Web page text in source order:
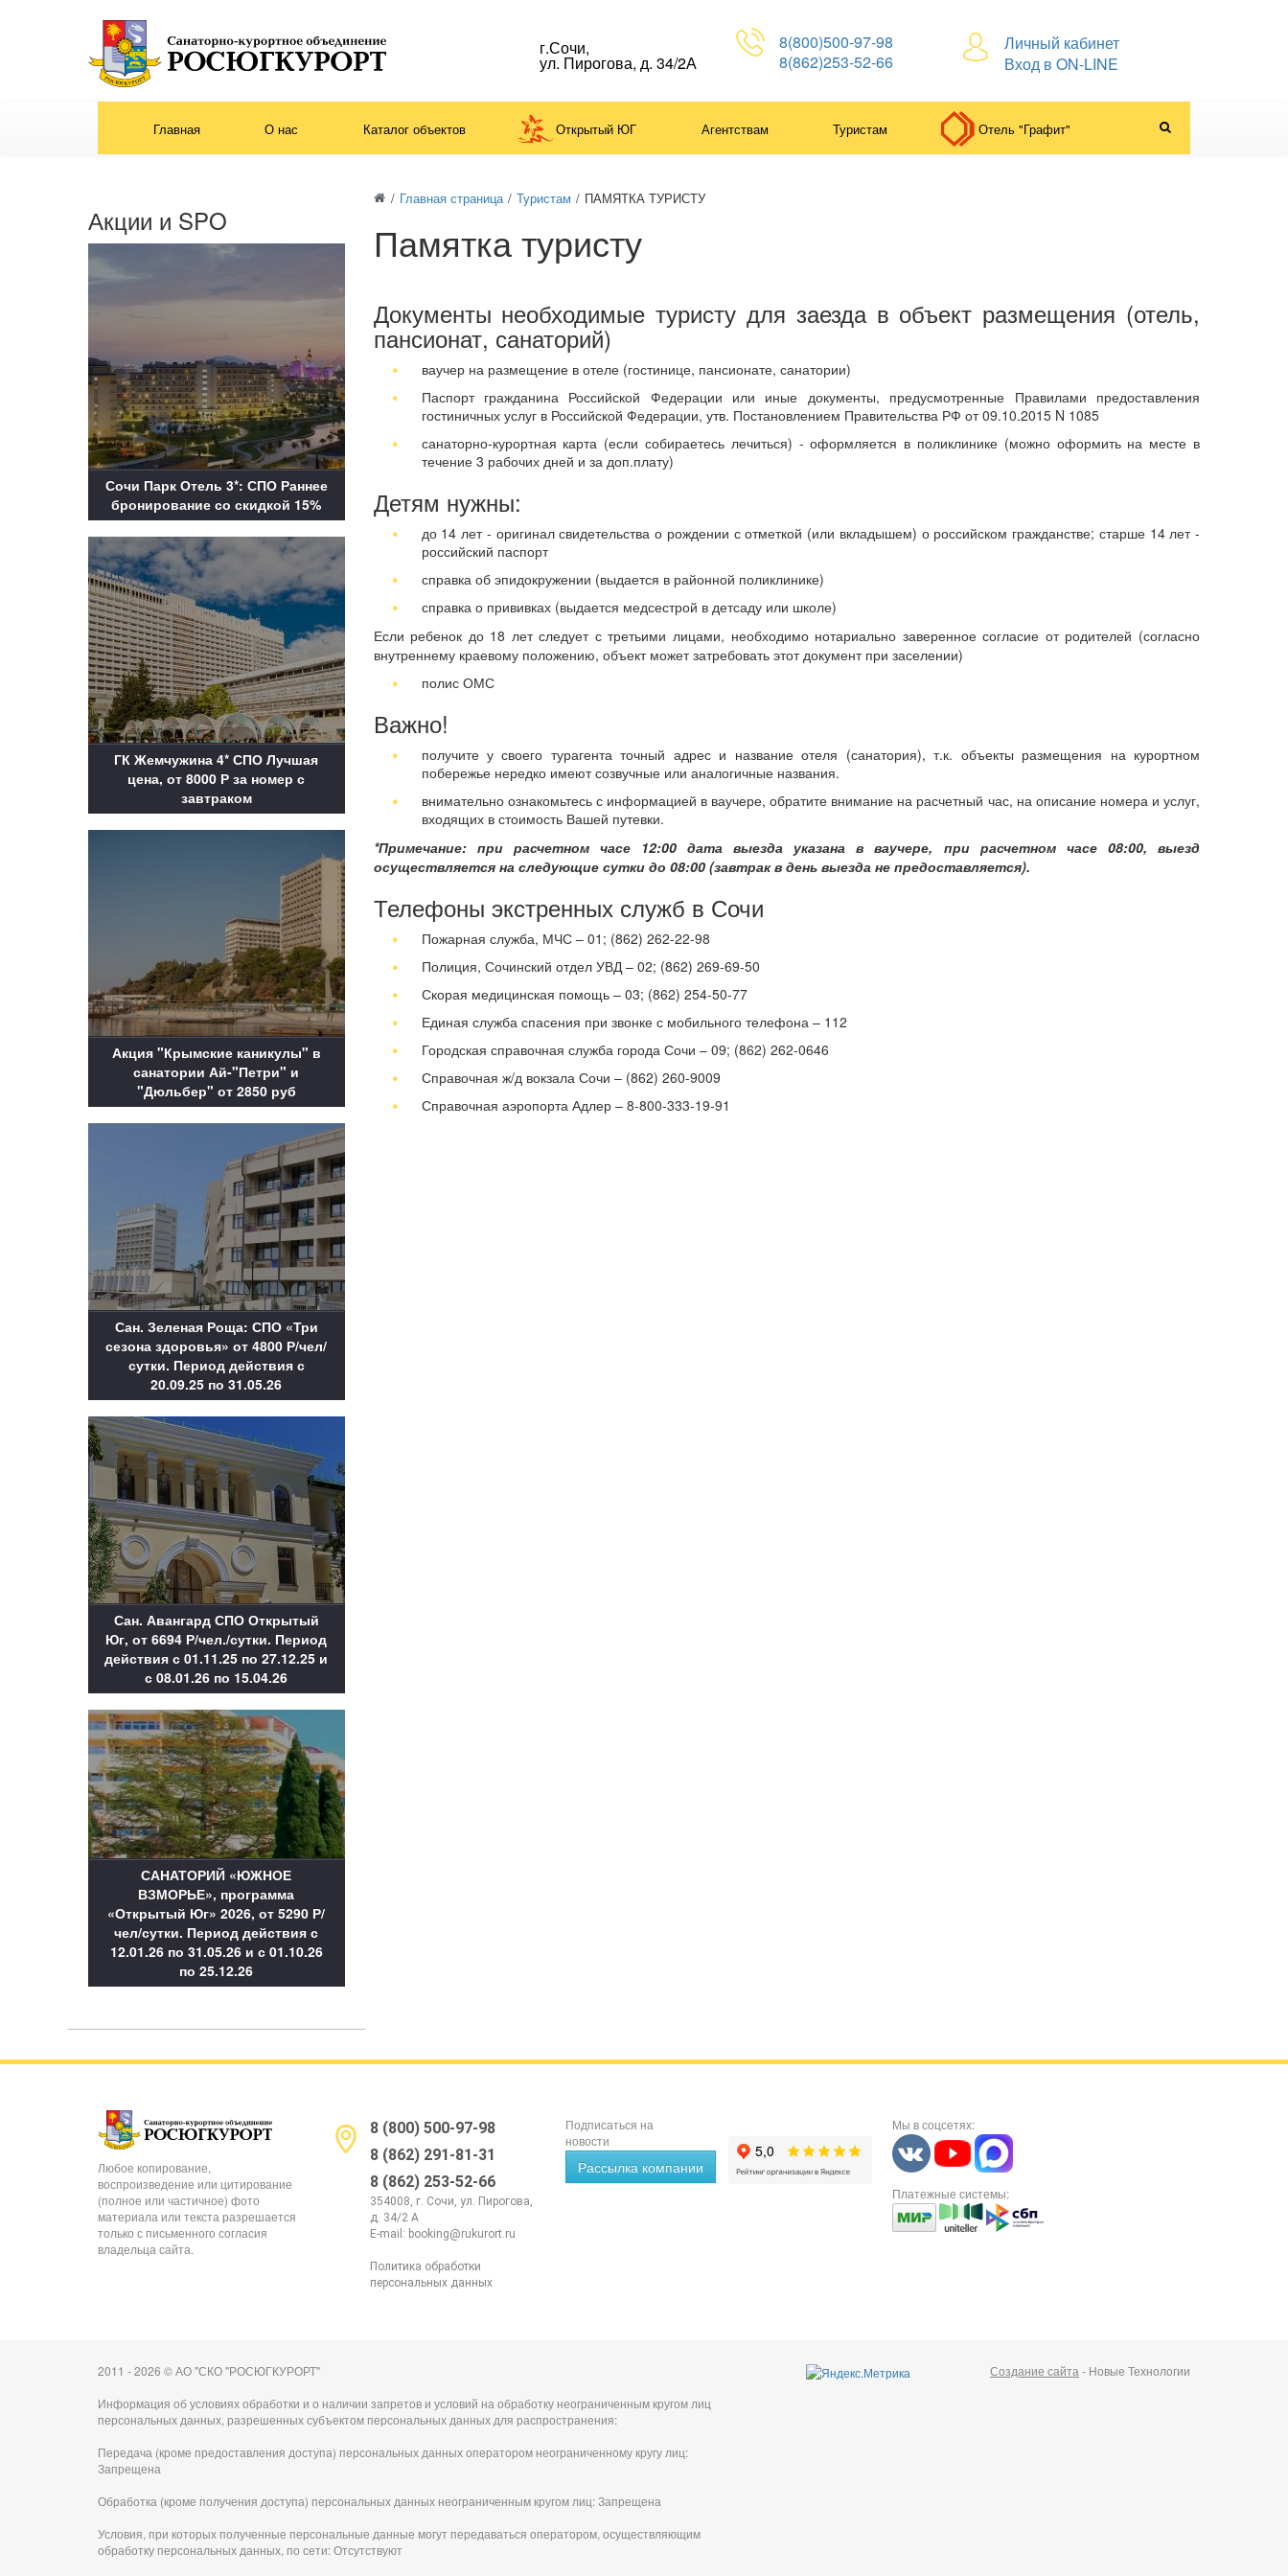
г.Сочи,
ул. Пирогова, д. 34/2А
8(800)500-97-98
8(862)253-52-66
Личный кабинет
Вход в ON-LINE
Главная О нас Каталог объектов Открытый ЮГ Агентствам Туристам Отель "Графит"
/ Главная страница / Туристам / ПАМЯТКА ТУРИСТУ
Памятка туристу
Акции и SPO
Сочи Парк Отель 3*: СПО Раннее
бронирование со скидкой 15%
ГК Жемчужина 4* СПО Лучшая
цена, от 8000 Р за номер с
завтраком
Акция "Крымские каникулы" в
санатории Ай-"Петри" и
"Дюльбер" от 2850 руб
Сан. Зеленая Роща: СПО «Три
сезона здоровья» от 4800 Р/чел/
сутки. Период действия с
20.09.25 по 31.05.26
Сан. Авангард СПО Открытый
Юг, от 6694 Р/чел./сутки. Период
действия с 01.11.25 по 27.12.25 и
с 08.01.26 по 15.04.26
САНАТОРИЙ «ЮЖНОЕ
ВЗМОРЬЕ», программа
«Открытый Юг» 2026, от 5290 Р/
чел/сутки. Период действия с
12.01.26 по 31.05.26 и с 01.10.26
по 25.12.26
Документы необходимые туристу для заезда в объект размещения (отель,
пансионат, санаторий)
ваучер на размещение в отеле (гостинице, пансионате, санатории)
Паспорт гражданина Российской Федерации или иные документы, предусмотренные Правилами предоставления
гостиничных услуг в Российской Федерации, утв. Постановлением Правительства РФ от 09.10.2015 N 1085
санаторно-курортная карта (если собираетесь лечиться) - оформляется в поликлинике (можно оформить на месте в
течение 3 рабочих дней и за доп.плату)
Детям нужны:
до 14 лет - оригинал свидетельства о рождении с отметкой (или вкладышем) о российском гражданстве; старше 14 лет -
российский паспорт
справка об эпидокружении (выдается в районной поликлинике)
справка о прививках (выдается медсестрой в детсаду или школе)
Если ребенок до 18 лет следует с третьими лицами, необходимо нотариально заверенное согласие от родителей (согласно
внутреннему краевому положению, объект может затребовать этот документ при заселении)
полис ОМС
Важно!
получите у своего турагента точный адрес и название отеля (санатория), т.к. объекты размещения на курортном
побережье нередко имеют созвучные или аналогичные названия.
внимательно ознакомьтесь с информацией в ваучере, обратите внимание на расчетный час, на описание номера и услуг,
входящих в стоимость Вашей путевки.
*Примечание: при расчетном часе 12:00 дата выезда указана в ваучере, при расчетном часе 08:00, выезд
осуществляется на следующие сутки до 08:00 (завтрак в день выезда не предоставляется).
Телефоны экстренных служб в Сочи
Пожарная служба, МЧС – 01; (862) 262-22-98
Полиция, Сочинский отдел УВД – 02; (862) 269-69-50
Скорая медицинская помощь – 03; (862) 254-50-77
Единая служба спасения при звонке с мобильного телефона – 112
Городская справочная служба города Сочи – 09; (862) 262-0646
Справочная ж/д вокзала Сочи – (862) 260-9009
Справочная аэропорта Адлер – 8-800-333-19-91
Любое копирование,
воспроизведение или цитирование
(полное или частичное) фото
материала или текста разрешается
только с письменного согласия
владельца сайта.
8 (800) 500-97-98
8 (862) 291-81-31
8 (862) 253-52-66
354008, г. Сочи, ул. Пирогова,
д. 34/2 А
E-mail: booking@rukurort.ru
Политика обработки
персональных данных
Подписаться на
новости
Рассылка компании
Мы в соцсетях:
Платежные системы:
2011 - 2026 © АО "СКО "РОСЮГКУРОРТ"
Информация об условиях обработки и о наличии запретов и условий на обработку неограниченным кругом лиц
персональных данных, разрешенных субъектом персональных данных для распространения:
Передача (кроме предоставления доступа) персональных данных оператором неограниченному кругу лиц:
Запрещена
Обработка (кроме получения доступа) персональных данных неограниченным кругом лиц: Запрещена
Условия, при которых полученные персональные данные могут передаваться оператором, осуществляющим
обработку персональных данных, по сети: Отсутствуют
Создание сайта - Новые Технологии